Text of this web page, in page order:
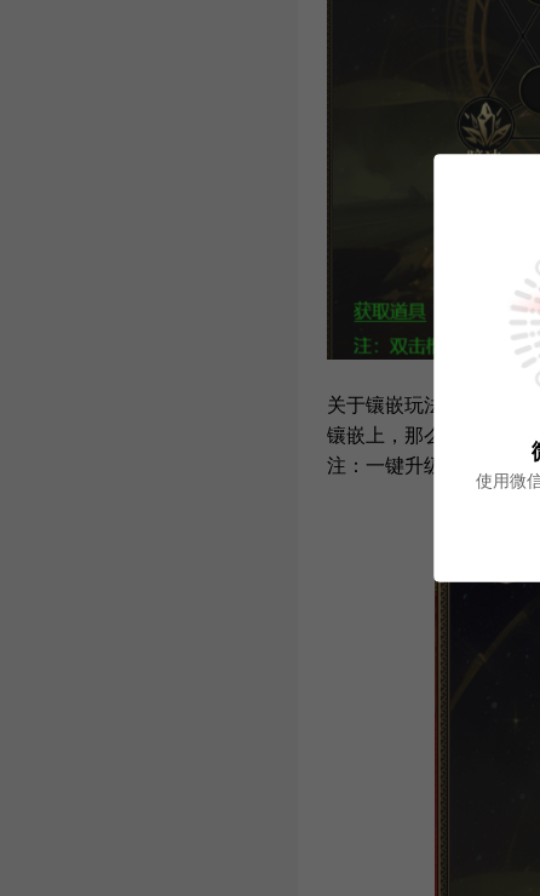
使用微
关于镶嵌玩法，大家可
镶嵌上，那么可以激活
注：一键升级为消耗道